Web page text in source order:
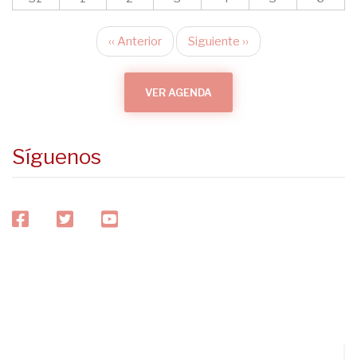
Paginación
‹‹ Anterior Siguiente ››
VER AGENDA
Síguenos
facebooktwitteryoutube